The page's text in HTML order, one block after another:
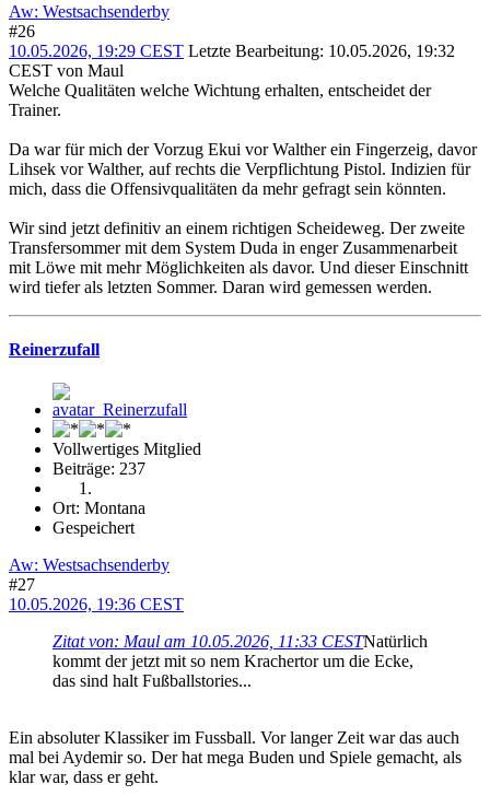
Aw: Westsachsenderby
#26
10.05.2026, 19:29 CEST Letzte Bearbeitung: 10.05.2026, 19:32
CEST von Maul
Welche Qualitäten welche Wichtung erhalten, entscheidet der
Trainer.
Da war für mich der Vorzug Ekui vor Walther ein Fingerzeig, davor
Lihsek vor Walther, auf rechts die Verpflichtung Pistol. Indizien für
mich, dass die Offensivqualitäten da mehr gefragt sein könnten.
Wir sind jetzt definitiv an einem richtigen Scheideweg. Der zweite
Transfersommer mit dem System Duda in enger Zusammenarbeit
mit Löwe mit mehr Möglichkeiten als davor. Und dieser Einschnitt
wird tiefer als letzten Sommer. Daran wird gemessen werden.
Reinerzufall
Vollwertiges Mitglied
Beiträge: 237
Ort: Montana
Gespeichert
Aw: Westsachsenderby
#27
10.05.2026, 19:36 CEST
Zitat von: Maul am 10.05.2026, 11:33 CESTNatürlich
kommt der jetzt mit so nem Krachertor um die Ecke,
das sind halt Fußballstories...
Ein absoluter Klassiker im Fussball. Vor langer Zeit war das auch
mal bei Aydemir so. Der hat mega Buden und Spiele gemacht, als
klar war, dass er geht.